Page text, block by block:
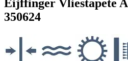
Eijffinger Vliestapete
350624